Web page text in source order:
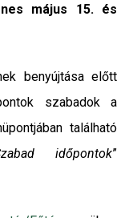
május 15. és
benyújtása előtt
szabadok a
található
időpontok”